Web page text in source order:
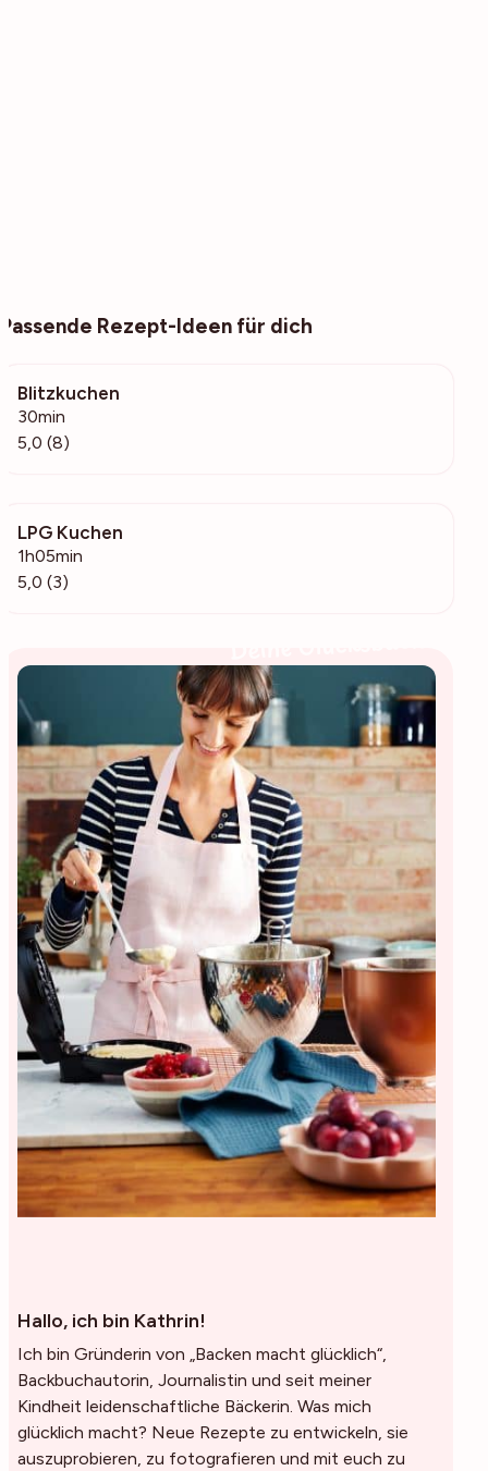
Passende Rezept-Ideen für dich
Blitzkuchen
30min
5,0 (8)
LPG Kuchen
1h05min
5,0 (3)
Hallo, ich bin Kathrin!
Ich bin Gründerin von „Backen macht glücklich“,
Backbuchautorin, Journalistin und seit meiner
Kindheit leidenschaftliche Bäckerin. Was mich
glücklich macht? Neue Rezepte zu entwickeln, sie
auszuprobieren, zu fotografieren und mit euch zu